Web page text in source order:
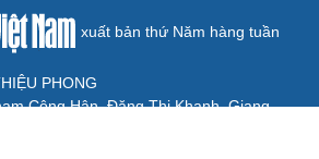
xuất bản thứ Năm hàng tuần
PHONG
Công Hân, Đặng Thị Khanh, Giang